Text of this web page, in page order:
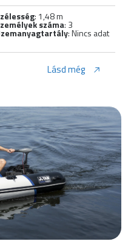
: 1,48 m
száma: 3
: Nincs adat
Lásd még